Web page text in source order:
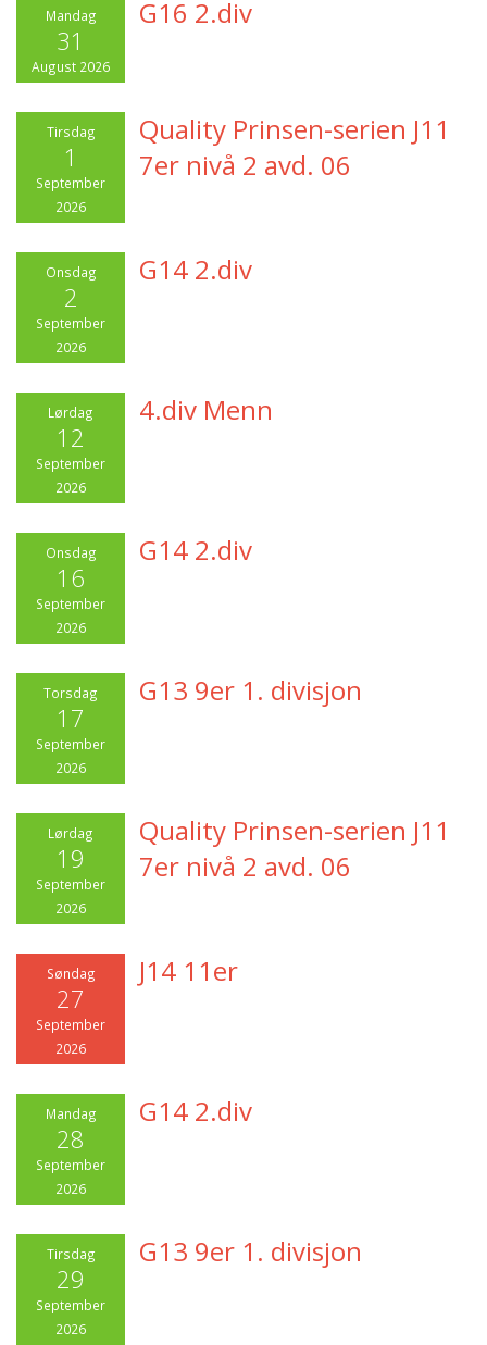
Mandag
31
August 2026
G16 2.div
Tirsdag
1
September
2026
Quality Prinsen-serien J11
7er nivå 2 avd. 06
Onsdag
2
September
2026
G14 2.div
Lørdag
12
September
2026
4.div Menn
Onsdag
16
September
2026
G14 2.div
Torsdag
17
September
2026
G13 9er 1. divisjon
Lørdag
19
September
2026
Quality Prinsen-serien J11
7er nivå 2 avd. 06
Søndag
27
September
2026
J14 11er
Mandag
28
September
2026
G14 2.div
Tirsdag
29
September
2026
G13 9er 1. divisjon